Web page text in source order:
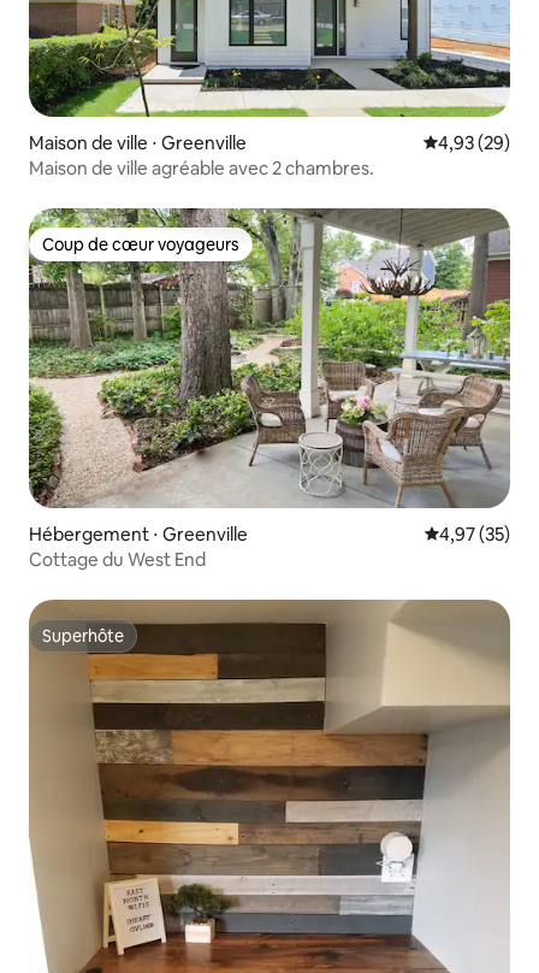
Maison de ville ⋅ Greenville Évaluation
4,93 (29)
Maison de ville agréable avec 2 chambres.
Coup de cœur voyageurs
Coup de cœur voyageurs
Hébergement ⋅ Greenville Évaluation
4,97 (35)
Cottage du West End
Superhôte
Superhôte